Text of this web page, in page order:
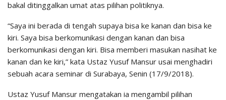
bakal ditinggalkan umat atas pilihan politiknya.
“Saya ini berada di tengah supaya bisa ke kanan dan bisa ke
kiri. Saya bisa berkomunikasi dengan kanan dan bisa
berkomunikasi dengan kiri. Bisa memberi masukan nasihat ke
kanan dan ke kiri,” kata Ustaz Yusuf Mansur usai menghadiri
sebuah acara seminar di Surabaya, Senin (17/9/2018).
Ustaz Yusuf Mansur mengatakan ia mengambil pilihan